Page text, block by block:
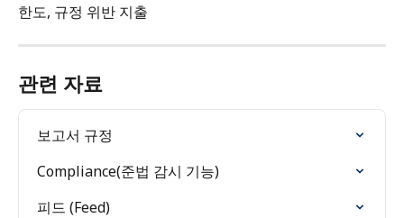
한도, 규정 위반 지출
관련 자료
보고서 규정
Compliance(준법 감시 기능)
피드 (Feed)